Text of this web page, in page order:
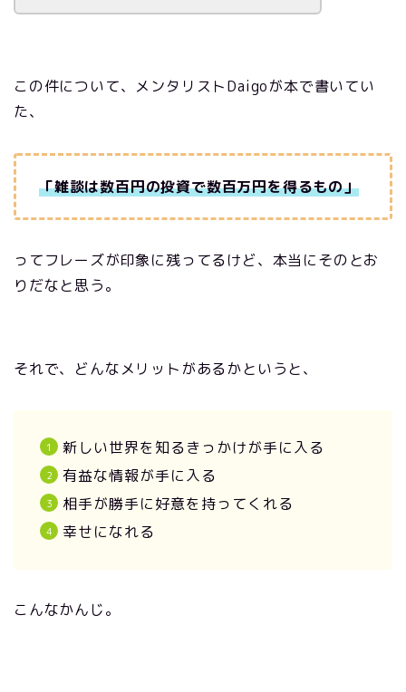
この件について、メンタリストDaigoが本で書いてい
た、
「雑談は数百円の投資で数百万円を得るもの」
ってフレーズが印象に残ってるけど、本当にそのとお
りだなと思う。
それで、どんなメリットがあるかというと、
新しい世界を知るきっかけが手に入る
有益な情報が手に入る
相手が勝手に好意を持ってくれる
幸せになれる
こんなかんじ。